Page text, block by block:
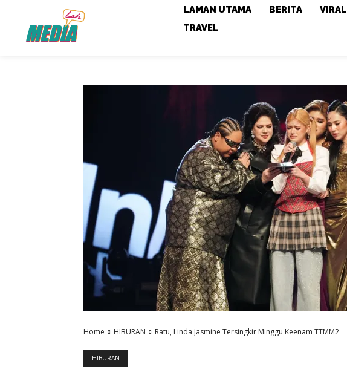
LAMAN UTAMA BERITA VIRAL
TRAVEL
Home HIBURAN Ratu, Linda Jasmine Tersingkir Minggu Keenam TTMM2
HIBURAN